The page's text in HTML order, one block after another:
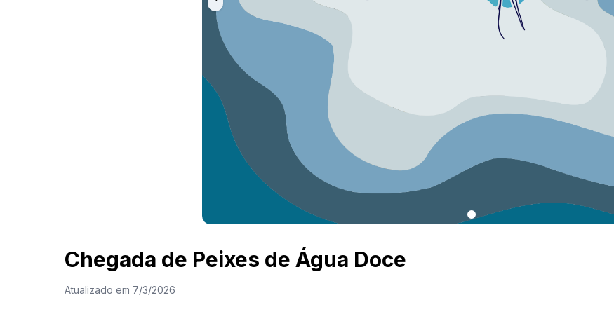
Chegada de Peixes de Água Doce
Atualizado em 7/3/2026